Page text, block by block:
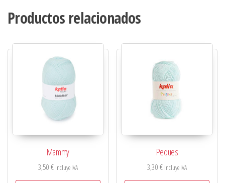
Productos relacionados
Mammy
3,50€ Incluye IVA
Peques
3,30€ Incluye IVA